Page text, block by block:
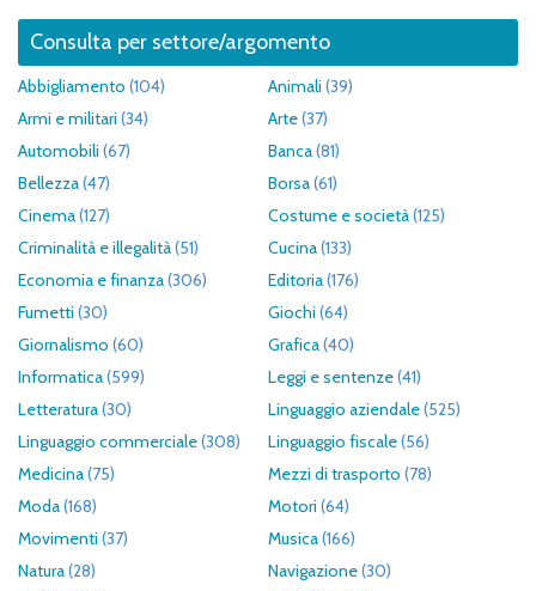
Consulta per settore/argomento
Abbigliamento (104) Animali (39)
Armi e militari (34) Arte(37)
Automobili (67) Banca(81)
Bellezza(47) Borsa(61)
Cinema(127) Costume e società(125)
Criminalità e illegalità(51) Cucina(133)
Economia e finanza(306) Editoria(176)
Fumetti (30) Giochi (64)
Giornalismo (60) Grafica(40)
Informatica(599) Leggi e sentenze(41)
Letteratura(30) Linguaggio aziendale(525)
Linguaggio commerciale(308) Linguaggio fiscale(56)
Medicina(75) Mezzi di trasporto (78)
Moda(168) Motori (64)
Movimenti (37) Musica(166)
Natura(28) Navigazione(30)